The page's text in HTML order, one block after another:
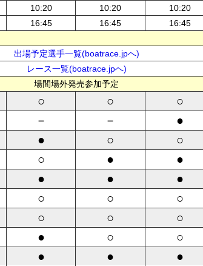
10:20 10:20 10:20
16:45 16:45 16:45
出場予定選手一覧(boatrace.jpへ)
レース一覧(boatrace.jpへ)
場間場外発売参加予定
○ ○ ○
－ － ●
● ○ ○
○ ● ●
● ● ●
○ ○ ○
○ ○ ○
● ○ ○
● ● ●